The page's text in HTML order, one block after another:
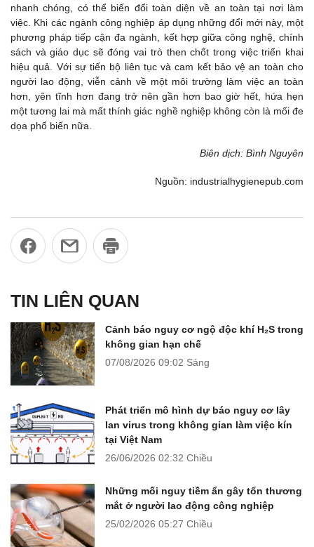
nhanh chóng, có thể biến đổi toàn diện về an toàn tại nơi làm
việc. Khi các ngành công nghiệp áp dụng những đổi mới này, một
phương pháp tiếp cận đa ngành, kết hợp giữa công nghệ, chính
sách và giáo dục sẽ đóng vai trò then chốt trong việc triển khai
hiệu quả. Với sự tiến bộ liên tục và cam kết bảo vệ an toàn cho
người lao động, viễn cảnh về một môi trường làm việc an toàn
hơn, yên tĩnh hơn đang trở nên gần hơn bao giờ hết, hứa hẹn
một tương lai mà mất thính giác nghề nghiệp không còn là mối đe
dọa phổ biến nữa.
Biên dịch: Bình Nguyên
Nguồn: industrialhygienepub.com
TIN LIÊN QUAN
Cảnh báo nguy cơ ngộ độc khí H₂S trong
không gian hạn chế
07/08/2026 09:02 Sáng
Phát triển mô hình dự báo nguy cơ lây
lan virus trong không gian làm việc kín
tại Việt Nam
26/06/2026 02:32 Chiều
Những mối nguy tiềm ẩn gây tổn thương
mắt ở người lao động công nghiệp
25/02/2026 05:27 Chiều